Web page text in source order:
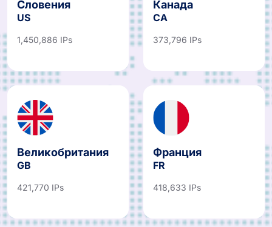
Словения
US
1,450,886 IPs
Канада
CA
373,796 IPs
Великобритания
GB
421,770 IPs
Франция
FR
418,633 IPs